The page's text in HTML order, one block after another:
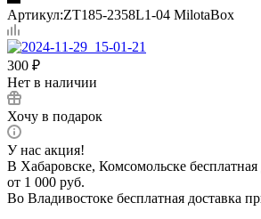
Артикул:ZT185-2358L1-04 MilotaBox
300 ₽
Нет в наличии
Хочу в подарок
У нас акция!
В Хабаровске, Комсомольске бесплатная
от 1 000 руб.
Во Владивостоке бесплатная доставка